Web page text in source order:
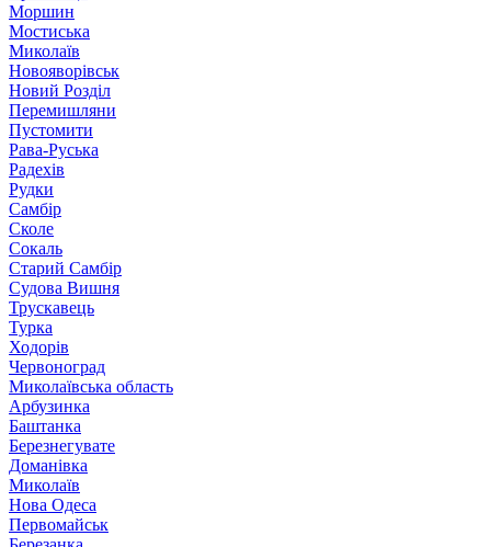
Моршин
Мостиська
Миколаїв
Новояворівськ
Новий Розділ
Перемишляни
Пустомити
Рава-Руська
Радехів
Рудки
Самбір
Сколе
Сокаль
Старий Самбір
Судова Вишня
Трускавець
Турка
Ходорів
Червоноград
Миколаївська область
Арбузинка
Баштанка
Березнегувате
Доманівка
Миколаїв
Нова Одеса
Первомайськ